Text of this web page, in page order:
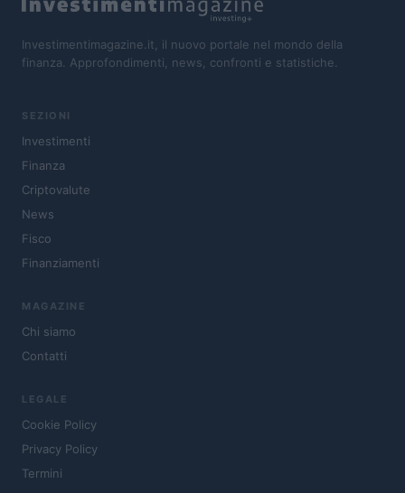
Investimentimagazine.it, il nuovo portale nel mondo della
finanza. Approfondimenti, news, confronti e statistiche.
SEZIONI
Investimenti
Finanza
Criptovalute
News
Fisco
Finanziamenti
MAGAZINE
Chi siamo
Contatti
LEGALE
Cookie Policy
Privacy Policy
Termini